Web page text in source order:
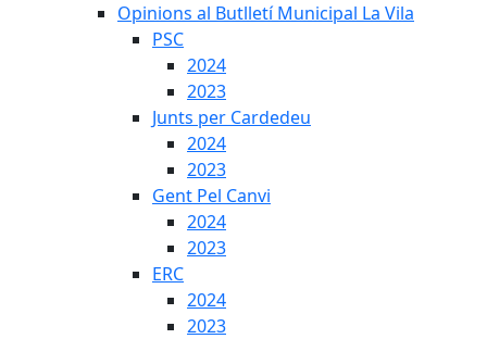
Opinions al Butlletí Municipal La Vila
PSC
2024
2023
Junts per Cardedeu
2024
2023
Gent Pel Canvi
2024
2023
ERC
2024
2023